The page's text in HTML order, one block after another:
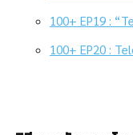
100+ EP19 :
100+ EP20 :